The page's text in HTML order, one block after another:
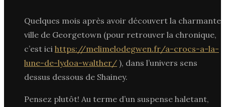
Quelques mois après avoir découvert la charmante
ville de Georgetown (pour retrouver la chronique,
c’est ici https://melimelodegwen.fr/a-crocs-a-la-
lune-de-lydoa-walther/ ), dans l’univers sens
dessus dessous de Shainey.
Pensez plutôt! Au terme d’un suspense haletant,